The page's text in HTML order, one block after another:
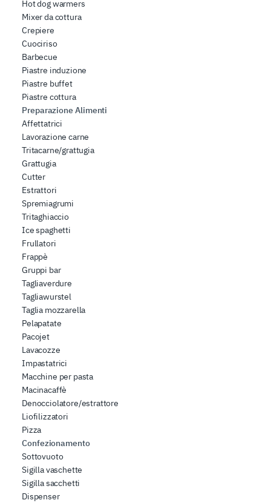
dei dati web, pubblicità e social media, i quali potrebbero
combinarle con altre informazioni che ha fornito loro o
che hanno raccolto dal suo utilizzo dei loro servizi.
Hot dog warmers
Mixer da cottura
Crepiere
Cuociriso
Barbecue
Piastre induzione
Piastre buffet
Piastre cottura
Preparazione Alimenti
Affettatrici
Lavorazione carne
Tritacarne/grattugia
Grattugia
Cutter
Estrattori
Spremiagrumi
Tritaghiaccio
Ice spaghetti
Frullatori
Frappè
Gruppi bar
Tagliaverdure
Tagliawurstel
Taglia mozzarella
Pelapatate
Pacojet
Lavacozze
Impastatrici
Macchine per pasta
Macinacaffè
Denocciolatore/estrattore
Liofilizzatori
Pizza
Confezionamento
Sottovuoto
Sigilla vaschette
Sigilla sacchetti
Dispenser